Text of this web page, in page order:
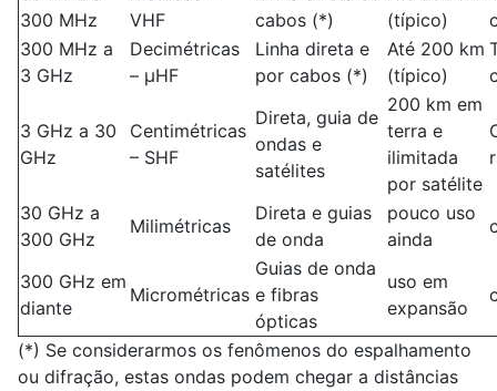
300 MHz
VHF
cabos (*)
(típico)
300 MHz a
3 GHz
Decimétricas
– µHF
Linha direta e
por cabos (*)
Até 200 km
(típico)
3 GHz a 30
GHz
Centimétricas
– SHF
Direta, guia de
ondas e
satélites
200 km em
terra e
ilimitada
por satélite
30 GHz a
300 GHz
Milimétricas
Direta e guias
de onda
pouco uso
ainda
300 GHz em
diante
Micrométricas
Guias de onda
e fibras
ópticas
uso em
expansão
(*) Se considerarmos os fenômenos do espalhamento
ou difração, estas ondas podem chegar a distâncias